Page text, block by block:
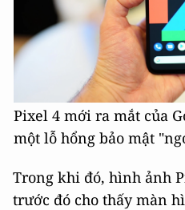
Pixel 4 mới ra mắt của
một lỗ hổng bảo mật
Trong khi đó, hình ảnh
trước đó cho thấy màn